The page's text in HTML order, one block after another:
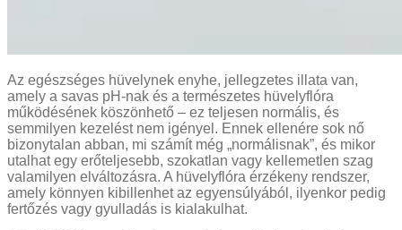
Az egészséges hüvelynek enyhe, jellegzetes illata van,
amely a savas pH-nak és a természetes hüvelyflóra
működésének köszönhető – ez teljesen normális, és
semmilyen kezelést nem igényel. Ennek ellenére sok nő
bizonytalan abban, mi számít még „normálisnak”, és mikor
utalhat egy erőteljesebb, szokatlan vagy kellemetlen szag
valamilyen elváltozásra. A hüvelyflóra érzékeny rendszer,
amely könnyen kibillenhet az egyensúlyából, ilyenkor pedig
fertőzés vagy gyulladás is kialakulhat.